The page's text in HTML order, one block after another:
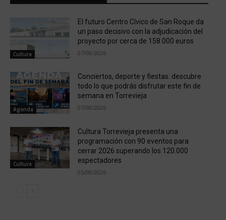
Cultura
El futuro Centro Cívico de San Roque da
un paso decisivo con la adjudicación del
proyecto por cerca de 158.000 euros
07/08/2026
Agenda
Conciertos, deporte y fiestas: descubre
todo lo que podrás disfrutar este fin de
semana en Torrevieja
07/08/2026
Cultura
Cultura Torrevieja presenta una
programación con 90 eventos para
cerrar 2026 superando los 120.000
espectadores
05/08/2026